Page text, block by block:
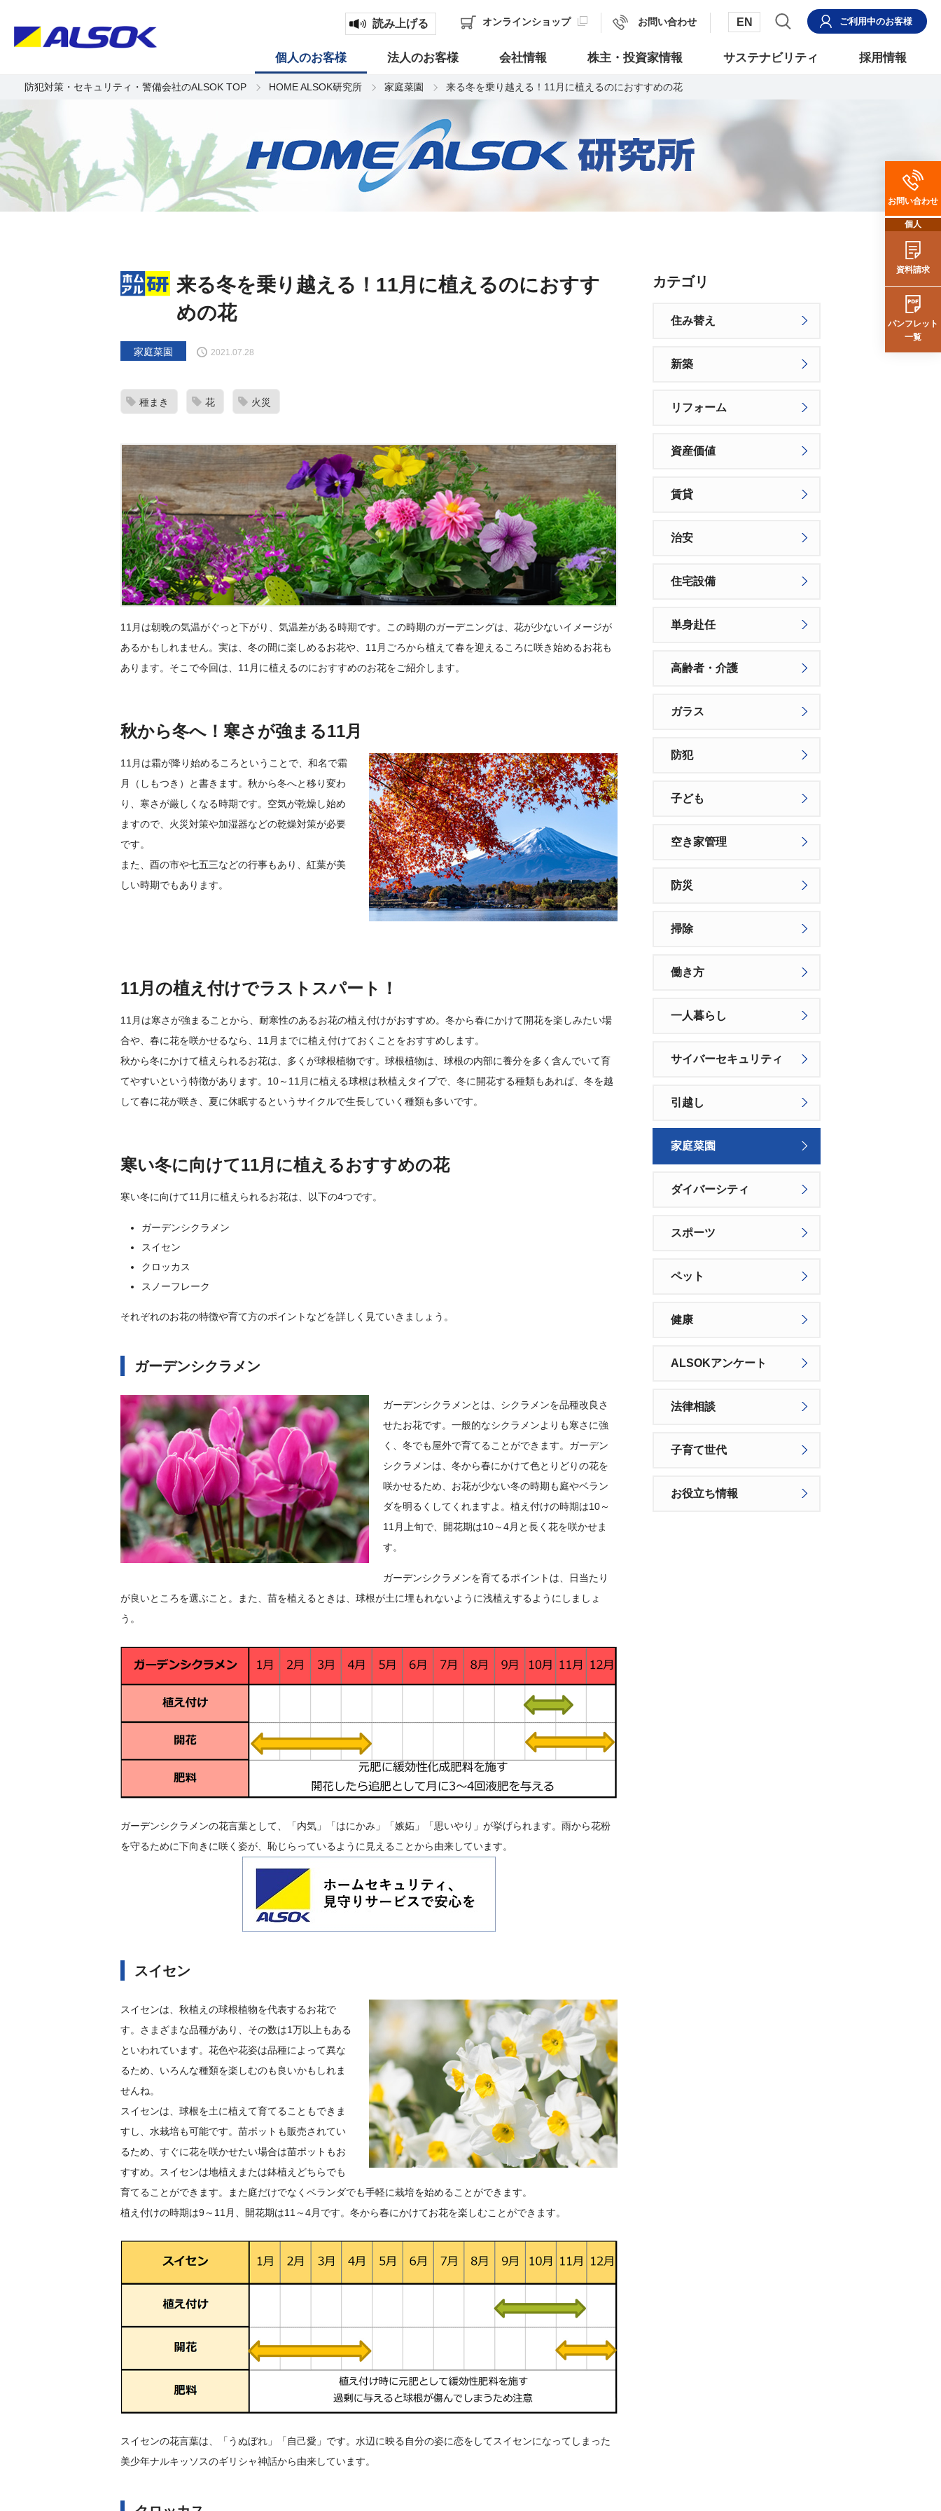
読み上げる オンラインショップ お問い合わせ EN ご利用中のお客様
個人のお客様 法人のお客様 会社情報 株主・投資家情報 サステナビリティ 採用情報
防犯対策・セキュリティ・警備会社のALSOK TOP HOME ALSOK研究所 家庭菜園 来る冬を乗り越える！11月に植えるのにおすすめの花
来る冬を乗り越える！11月に植えるのにおすす
めの花
家庭菜園 2021.07.28
種まき 花 火災
11月は朝晩の気温がぐっと下がり、気温差がある時期です。この時期のガーデニングは、花が少ないイメージが
あるかもしれません。実は、冬の間に楽しめるお花や、11月ごろから植えて春を迎えるころに咲き始めるお花も
あります。そこで今回は、11月に植えるのにおすすめのお花をご紹介します。
秋から冬へ！寒さが強まる11月
11月は霜が降り始めるころということで、和名で霜
月（しもつき）と書きます。秋から冬へと移り変わ
り、寒さが厳しくなる時期です。空気が乾燥し始め
ますので、火災対策や加湿器などの乾燥対策が必要
です。
また、酉の市や七五三などの行事もあり、紅葉が美
しい時期でもあります。
11月の植え付けでラストスパート！
11月は寒さが強まることから、耐寒性のあるお花の植え付けがおすすめ。冬から春にかけて開花を楽しみたい場
合や、春に花を咲かせるなら、11月までに植え付けておくことをおすすめします。
秋から冬にかけて植えられるお花は、多くが球根植物です。球根植物は、球根の内部に養分を多く含んでいて育
てやすいという特徴があります。10～11月に植える球根は秋植えタイプで、冬に開花する種類もあれば、冬を越
して春に花が咲き、夏に休眠するというサイクルで生長していく種類も多いです。
寒い冬に向けて11月に植えるおすすめの花
寒い冬に向けて11月に植えられるお花は、以下の4つです。
ガーデンシクラメン
スイセン
クロッカス
スノーフレーク
それぞれのお花の特徴や育て方のポイントなどを詳しく見ていきましょう。
ガーデンシクラメン
ガーデンシクラメンとは、シクラメンを品種改良さ
せたお花です。一般的なシクラメンよりも寒さに強
く、冬でも屋外で育てることができます。ガーデン
シクラメンは、冬から春にかけて色とりどりの花を
咲かせるため、お花が少ない冬の時期も庭やベラン
ダを明るくしてくれますよ。植え付けの時期は10～
11月上旬で、開花期は10～4月と長く花を咲かせま
す。
ガーデンシクラメンを育てるポイントは、日当たり
が良いところを選ぶこと。また、苗を植えるときは、球根が土に埋もれないように浅植えするようにしましょ
う。
ガーデンシクラメンの花言葉として、「内気」「はにかみ」「嫉妬」「思いやり」が挙げられます。雨から花粉
を守るために下向きに咲く姿が、恥じらっているように見えることから由来しています。
スイセン
スイセンは、秋植えの球根植物を代表するお花で
す。さまざまな品種があり、その数は1万以上もある
といわれています。花色や花姿は品種によって異な
るため、いろんな種類を楽しむのも良いかもしれま
せんね。
スイセンは、球根を土に植えて育てることもできま
すし、水栽培も可能です。苗ポットも販売されてい
るため、すぐに花を咲かせたい場合は苗ポットもお
すすめ。スイセンは地植えまたは鉢植えどちらでも
育てることができます。また庭だけでなくベランダでも手軽に栽培を始めることができます。
植え付けの時期は9～11月、開花期は11～4月です。冬から春にかけてお花を楽しむことができます。
スイセンの花言葉は、「うぬぼれ」「自己愛」です。水辺に映る自分の姿に恋をしてスイセンになってしまった
美少年ナルキッソスのギリシャ神話から由来しています。
カテゴリ
住み替え
新築
リフォーム
資産価値
賃貸
治安
住宅設備
単身赴任
高齢者・介護
ガラス
防犯
子ども
空き家管理
防災
掃除
働き方
一人暮らし
サイバーセキュリティ
引越し
家庭菜園
ダイバーシティ
スポーツ
ペット
健康
ALSOKアンケート
法律相談
子育て世代
お役立ち情報
お問い合わせ
個人
資料請求
パンフレット
一覧